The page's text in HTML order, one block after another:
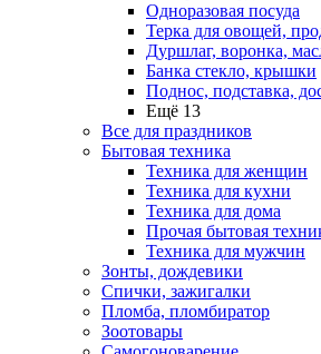
Одноразовая посуда
Терка для овощей,
Дуршлаг, воронка,
Банка стекло, крышки
Поднос, подставка,
Ещё 13
Все для праздников
Бытовая техника
Техника для женщин
Техника для кухни
Техника для дома
Прочая бытовая
Техника для мужчин
Зонты, дождевики
Спички, зажигалки
Пломба, пломбиратор
Зоотовары